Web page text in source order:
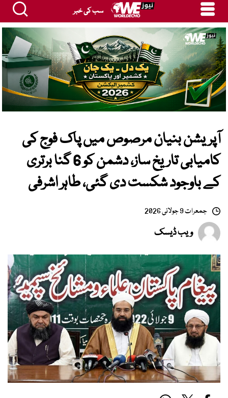
سب کی خبر
آپریشن بنیان مرصوص میں پاک فوج کی
کامیابی تاریخ ساز، دشمن کو 6 گنا برتری
کے باوجود شکست دی گئی، طاہر اشرفی
جمعرات 9 جولائی 2026
ویب ڈیسک